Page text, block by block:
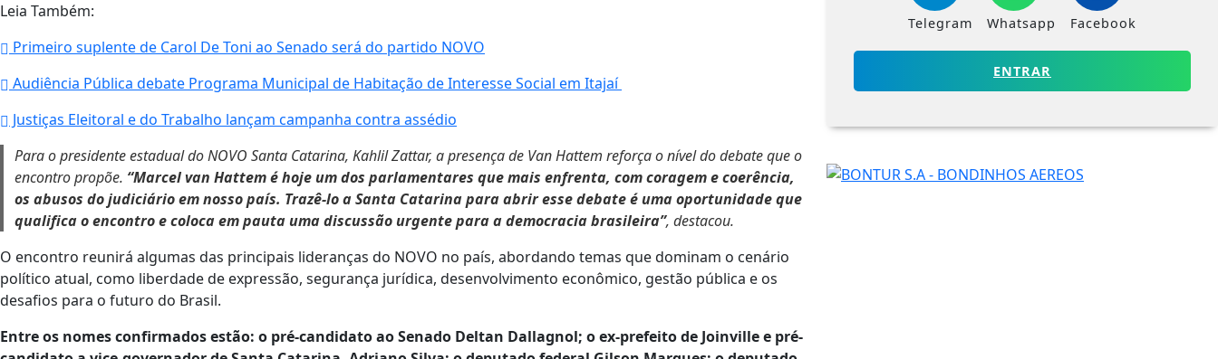
Leia Também:
Primeiro suplente de Carol De Toni ao Senado será do partido NOVO
Audiência Pública debate Programa Municipal de Habitação de Interesse Social em Itajaí
Justiças Eleitoral e do Trabalho lançam campanha contra assédio
Para o presidente estadual do NOVO Santa Catarina, Kahlil Zattar, a presença de Van Hattem reforça o nível do debate que o
encontro propõe. “Marcel van Hattem é hoje um dos parlamentares que mais enfrenta, com coragem e coerência,
os abusos do judiciário em nosso país. Trazê-lo a Santa Catarina para abrir esse debate é uma oportunidade que
qualifica o encontro e coloca em pauta uma discussão urgente para a democracia brasileira”, destacou.
O encontro reunirá algumas das principais lideranças do NOVO no país, abordando temas que dominam o cenário
político atual, como liberdade de expressão, segurança jurídica, desenvolvimento econômico, gestão pública e os
desafios para o futuro do Brasil.
Entre os nomes confirmados estão: o pré-candidato ao Senado Deltan Dallagnol; o ex-prefeito de Joinville e pré-
Telegram Whatsapp Facebook
ENTRAR